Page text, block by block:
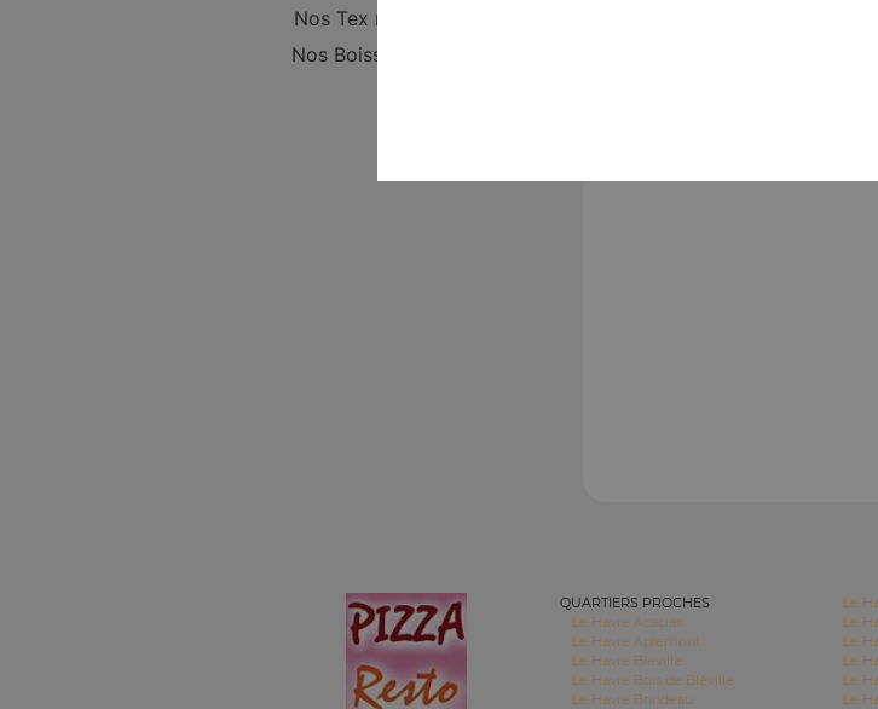
Nos Tex mex
Nos Boissons
QUARTIERS PROCHES
Le Havre Acacias
Le Havre Aplemont
Le Havre Bléville
Le Havre Bois de Bléville
Le Havre Brindeau
Le
Le
Le
Le
Le
Le